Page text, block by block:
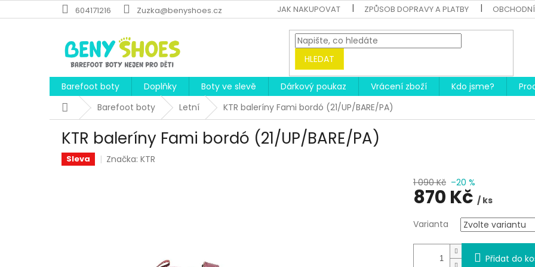
na
604171216 Zuzka@benyshoes.cz JAK NAKUPOVAT ZPŮSOB DOPRAVY A PLATBY OBCHODNÍ
HLEDAT
Barefoot boty Doplňky Boty ve slevě Dárkový poukaz Vrácení zboží Kdo jsme?
DomůBarefoot boty Letní KTR baleríny Fami bordó (21/UP/BARE/PA)
KTR baleríny Fami bordó (21/UP/BARE/PA)
Sleva Značka:KTR
1 090 Kč –20 %
870 Kč / ks
cena:
Varianta
Přidat do